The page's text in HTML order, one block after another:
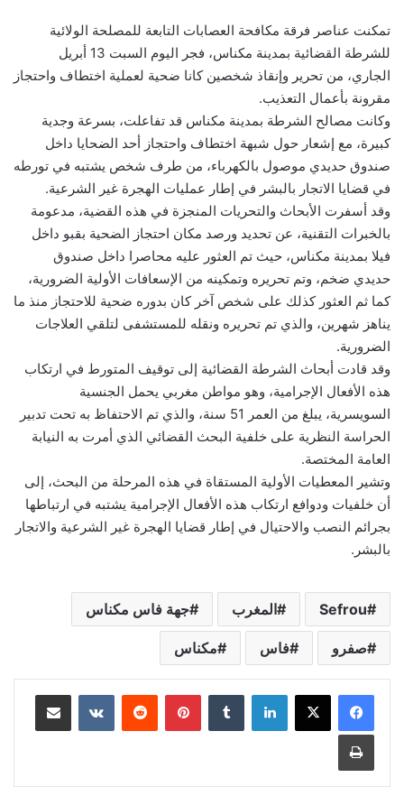
تمكنت عناصر فرقة مكافحة العصابات التابعة للمصلحة الولائية
للشرطة القضائية بمدينة مكناس، فجر اليوم السبت 13 أبريل
الجاري، من تحرير وإنقاذ شخصين كانا ضحية لعملية اختطاف واحتجاز
مقرونة بأعمال التعذيب.
وكانت مصالح الشرطة بمدينة مكناس قد تفاعلت، بسرعة وجدية
كبيرة، مع إشعار حول شبهة اختطاف واحتجاز أحد الضحايا داخل
صندوق حديدي موصول بالكهرباء، من طرف شخص يشتبه في تورطه
في قضايا الاتجار بالبشر في إطار عمليات الهجرة غير الشرعية.
وقد أسفرت الأبحاث والتحريات المنجزة في هذه القضية، مدعومة
بالخبرات التقنية، عن تحديد ورصد مكان احتجاز الضحية بقبو داخل
فيلا بمدينة مكناس، حيث تم العثور عليه محاصرا داخل صندوق
حديدي ضخم، وتم تحريره وتمكينه من الإسعافات الأولية الضرورية،
كما ثم العثور كذلك على شخص آخر كان بدوره ضحية للاحتجاز منذ ما
يناهز شهرين، والذي تم تحريره ونقله للمستشفى لتلقي العلاجات
الضرورية.
وقد قادت أبحاث الشرطة القضائية إلى توقيف المتورط في ارتكاب
هذه الأفعال الإجرامية، وهو مواطن مغربي يحمل الجنسية
السويسرية، يبلغ من العمر 51 سنة، والذي تم الاحتفاظ به تحت تدبير
الحراسة النظرية على خلفية البحث القضائي الذي أمرت به النيابة
العامة المختصة.
وتشير المعطيات الأولية المستقاة في هذه المرحلة من البحث، إلى
أن خلفيات ودوافع ارتكاب هذه الأفعال الإجرامية يشتبه في ارتباطها
بجرائم النصب والاحتيال في إطار قضايا الهجرة غير الشرعية والاتجار
بالبشر.
Sefrou المغرب جهة فاس مكناس
صفرو فاس مكناس
لينكدإن بينتيريست مشاركة عبر البريد
طباعة